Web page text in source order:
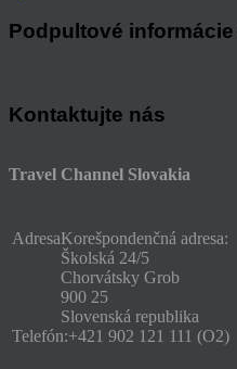
Podpultové
Kontaktujte nás
Travel Channel Slovakia
AdresaKorešpondenčná adresa:
Školská 24/5
Chorvátsky Grob
900 25
Slovenská republika
Telefón:+421 902 121 111 (O2)